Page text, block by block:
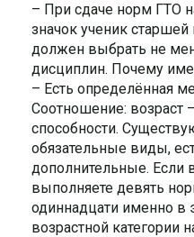
– При сдаче норм ГТО
значок ученик
должен выбрать не
дисциплин. Почему
– Есть определённая
Соотношение: возраст –
способности.
обязательные виды,
дополнительные. Если
выполняете девять
одиннадцати именно в
возрастной категории